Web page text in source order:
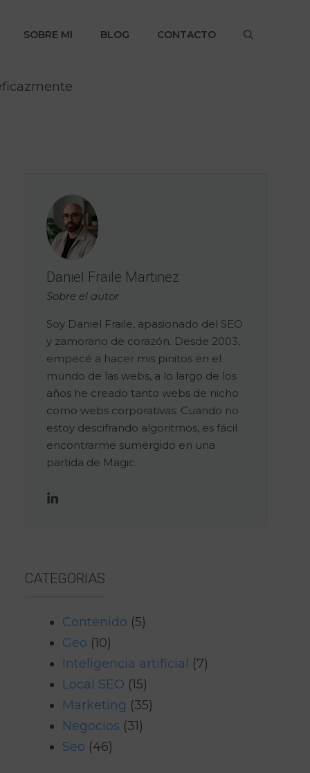
SOBRE MI BLOG CONTACTO
Daniel Fraile Martinez
Sobre el autor
Soy Daniel Fraile, apasionado del SEO
y zamorano de corazón. Desde 2003,
empecé a hacer mis pinitos en el
mundo de las webs, a lo largo de los
años he creado tanto webs de nicho
como webs corporativas. Cuando no
estoy descifrando algoritmos, es fácil
encontrarme sumergido en una
partida de Magic.
CATEGORIAS
Contenido (5)
Geo (10)
Inteligencia artificial
(7)
Local SEO (15)
Marketing (35)
Negocios (31)
Seo (46)